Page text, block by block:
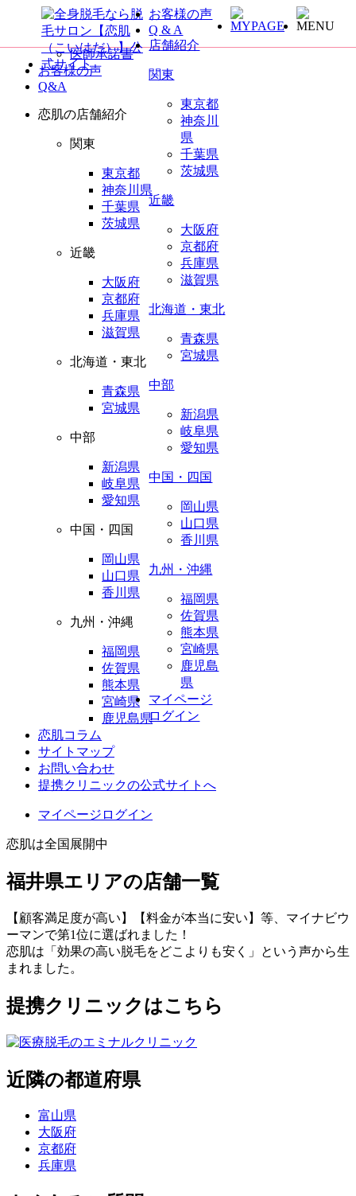
お客様の声
Q & A
店舗紹介
関東
東京都
神奈川
県
千葉県
茨城県
近畿
大阪府
京都府
兵庫県
滋賀県
北海道・東北
青森県
宮城県
中部
新潟県
岐阜県
愛知県
中国・四国
岡山県
山口県
香川県
九州・沖縄
福岡県
佐賀県
熊本県
宮崎県
鹿児島
県
マイページ
ログイン
全身脱毛サロン恋肌TOP
未成年同意書
医師承諾書
お客様の声
Q&A
恋肌の店舗紹介
関東
東京都
神奈川県
千葉県
茨城県
近畿
大阪府
京都府
兵庫県
滋賀県
北海道・東北
青森県
宮城県
中部
新潟県
岐阜県
愛知県
中国・四国
岡山県
山口県
香川県
九州・沖縄
福岡県
佐賀県
熊本県
宮崎県
鹿児島県
恋肌コラム
サイトマップ
お問い合わせ
提携クリニックの公式サイトへ
マイページログイン
恋肌は全国展開中
福井県エリアの店舗一覧
【顧客満足度が高い】【料金が本当に安い】等、マイナビウ
ーマンで第1位に選ばれました！
恋肌は「効果の高い脱毛をどこよりも安く」という声から生
まれました。
提携クリニックはこちら
近隣の都道府県
富山県
大阪府
京都府
兵庫県